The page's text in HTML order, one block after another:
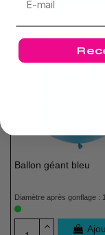
Ballon géant bleu
Diamètre après gonflage :